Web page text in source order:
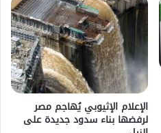
الإعلام الإثيوبي يُهاجم مصر
لرفضها بناء سدود جديدة على